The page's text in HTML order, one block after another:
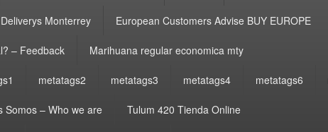
Monterrey European Customers Advise BUY EUROPE
– Feedback Marihuana regular economica mty
metatags2 metatags3 metatags4 metatags6
Somos – Who we are Tulum 420 Tienda Online